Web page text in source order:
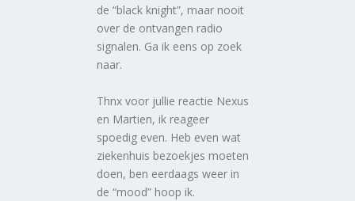
de “black knight”, maar nooit
over de ontvangen radio
signalen. Ga ik eens op zoek
naar.
Thnx voor jullie reactie Nexus
en Martien, ik reageer
spoedig even. Heb even wat
ziekenhuis bezoekjes moeten
doen, ben eerdaags weer in
de “mood” hoop ik.